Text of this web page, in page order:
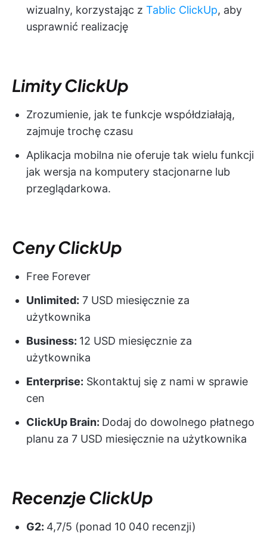
wizualny, korzystając z Tablic ClickUp, aby
usprawnić realizację
Limity ClickUp
Zrozumienie, jak te funkcje współdziałają,
zajmuje trochę czasu
Aplikacja mobilna nie oferuje tak wielu funkcji
jak wersja na komputery stacjonarne lub
przeglądarkowa.
Ceny ClickUp
Free Forever
Unlimited: 7 USD miesięcznie za
użytkownika
Business: 12 USD miesięcznie za
użytkownika
Enterprise: Skontaktuj się z nami w sprawie
cen
ClickUp Brain: Dodaj do dowolnego płatnego
planu za 7 USD miesięcznie na użytkownika
Recenzje ClickUp
G2: 4,7/5 (ponad 10 040 recenzji)